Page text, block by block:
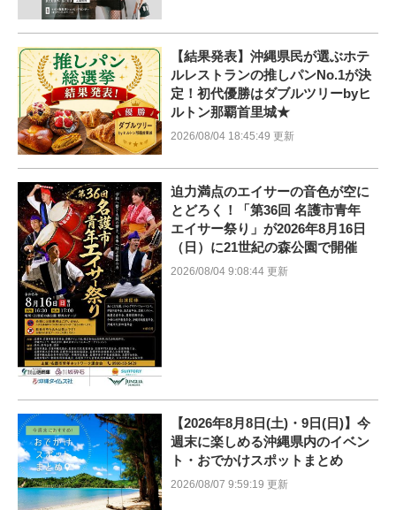
【結果発表】沖縄県民が選ぶホテ
ルレストランの推しパンNo.1が決
定！初代優勝はダブルツリーbyヒ
ルトン那覇首里城★
2026/08/04 18:45:49 更新
迫力満点のエイサーの音色が空に
とどろく！「第36回 名護市青年
エイサー祭り」が2026年8月16日
（日）に21世紀の森公園で開催
2026/08/04 9:08:44 更新
【2026年8月8日(土)・9日(日)】今
週末に楽しめる沖縄県内のイベン
ト・おでかけスポットまとめ
2026/08/07 9:59:19 更新